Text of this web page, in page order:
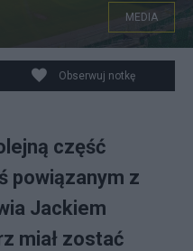
MEDIA
Obserwuj notkę
część
powiązanym z
Jackiem
miał zostać